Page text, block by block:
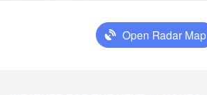
Open Radar Map